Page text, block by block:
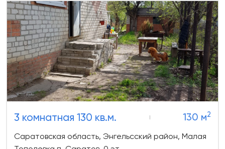
3 комнатная 130 кв.м. 130 м2
Саратовская область, Энгельсский район, Малая